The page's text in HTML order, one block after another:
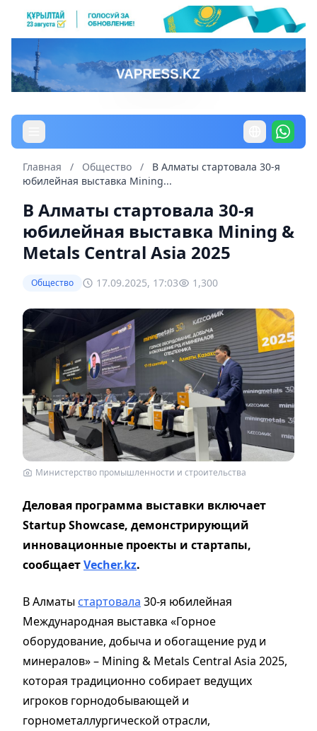
Главная / Общество /
В Алматы стартовала 30-я
юбилейная выставка Mining...
В Алматы стартовала 30-я
юбилейная выставка Mining &
Metals Central Asia 2025
Общество 17.09.2025, 17:03 1,300
Министерство промышленности и строительства
Деловая программа выставки включает
Startup Showcase, демонстрирующий
инновационные проекты и стартапы,
сообщаетVecher.kz.
В Алматы стартовала 30-я юбилейная
Международная выставка «Горное
оборудование, добыча и обогащение руд и
минералов» – Mining & Metals Central Asia 2025,
которая традиционно собирает ведущих
игроков горнодобывающей и
горнометаллургической отрасли,